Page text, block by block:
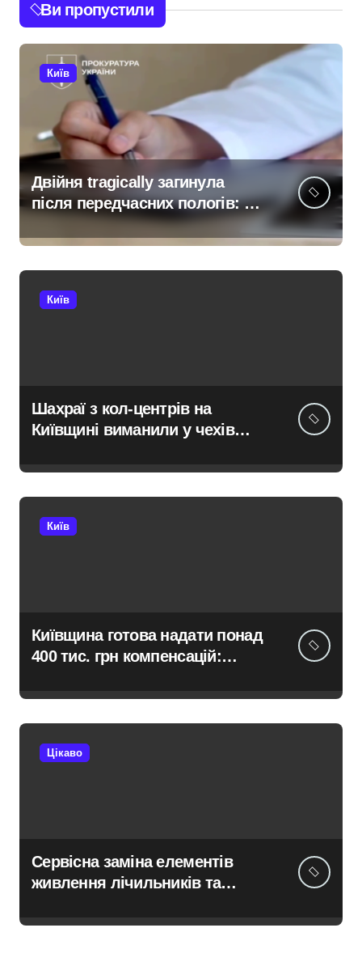
Ви пропустили
Київ
Двійня tragically загинула
після передчасних пологів: у
Києві розкрили незаконну
схему сурогатного
материнства для іноземців
Київ
Шахраї з кол-центрів на
Київщині виманили у чехів
організаторів чекає судові
розгляди
Київ
Київщина готова надати понад
400 тис. грн компенсацій:
постраждалих від війни
підприємств
Цікаво
Сервісна заміна елементів
живлення лічильників та
опалення: експертний огляд